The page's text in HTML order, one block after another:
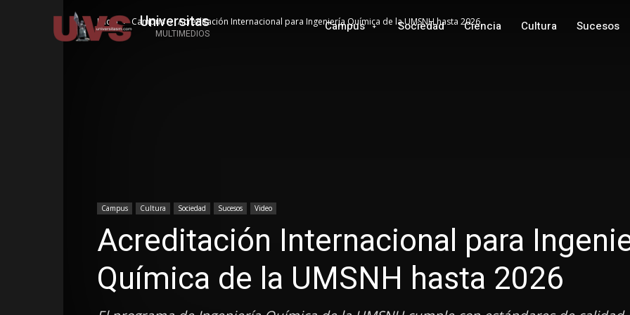
Universitas
MULTIMEDIOS
Campus Sociedad Ciencia Cultura Sucesos
Inicio Campus Acreditación Internacional para Ingeniería Química de la UMSNH hasta 2026
Campus Cultura Sociedad Sucesos Video
Acreditación Internacional para
Química de la UMSNH hasta 2026